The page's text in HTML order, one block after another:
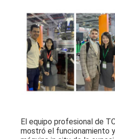
El equipo profesional de
mostró el funcionamiento